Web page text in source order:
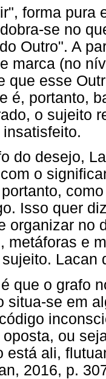
forma pura
se no
Outro". A
marca (no
que esse
é, portanto,
o sujeito
do desejo,
o
Isso quer
organizar no
metáforas e
Lacan
que o grafo
situa-se em
ou
está ali,
2016, p.